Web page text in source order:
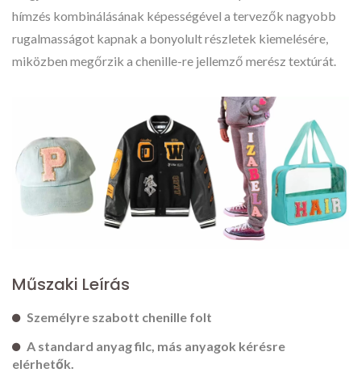
hímzés kombinálásának képességével a tervezők nagyobb
rugalmasságot kapnak a bonyolult részletek kiemelésére,
miközben megőrzik a chenille-re jellemző merész textúrát.
Műszaki Leírás
Személyre szabott chenille folt
A standard anyag filc, más anyagok kérésre
elérhetők.